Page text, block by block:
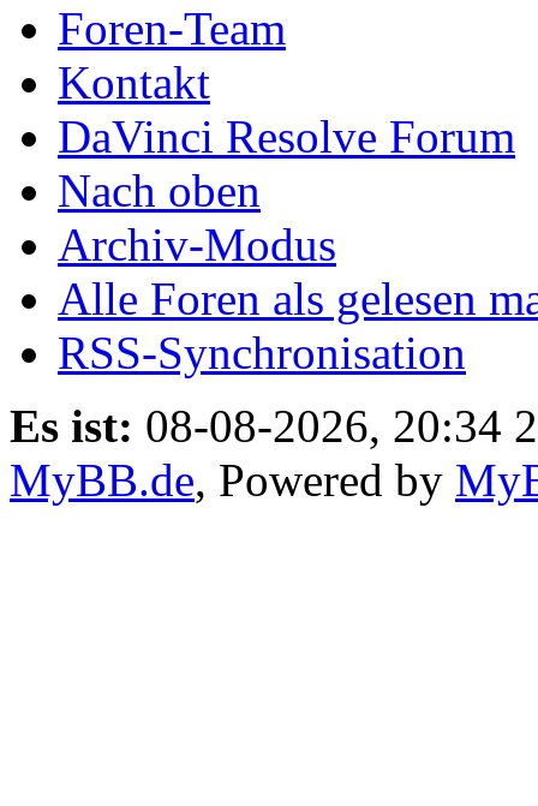
Foren-Team
Kontakt
DaVinci Resolve Forum
Nach oben
Archiv-Modus
Alle Foren als gelesen
RSS-Synchronisation
Es ist: 08-08-2026, 20:34
MyBB.de, Powered by